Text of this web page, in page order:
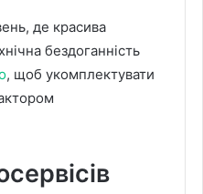
де красива
бездоганність
, щоб укомплектувати